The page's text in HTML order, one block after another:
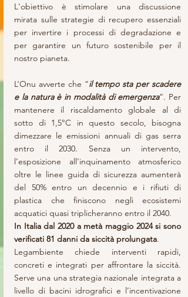
L'obiettivo è stimolare una discussione
mirata sulle strategie di recupero essenziali
per invertire i processi di degradazione e
per garantire un futuro sostenibile per il
nostro pianeta.
L’Onu avverte che “il tempo sta per scadere
e la natura è in modalità di emergenza”. Per
mantenere il riscaldamento globale al di
sotto di 1,5°C in questo secolo, bisogna
dimezzare le emissioni annuali di gas serra
entro il 2030. Senza un intervento,
l’esposizione all’inquinamento atmosferico
oltre le linee guida di sicurezza aumenterà
del 50% entro un decennio e i rifiuti di
plastica che finiscono negli ecosistemi
acquatici quasi triplicheranno entro il 2040.
In Italia dal 2020 a metà maggio 2024 si sono
verificati 81 danni da siccità prolungata.
Legambiente chiede interventi rapidi,
concreti e integrati per affrontare la siccità.
Serve una una strategia nazionale integrata a
livello di bacini idrografici e l’incentivazione